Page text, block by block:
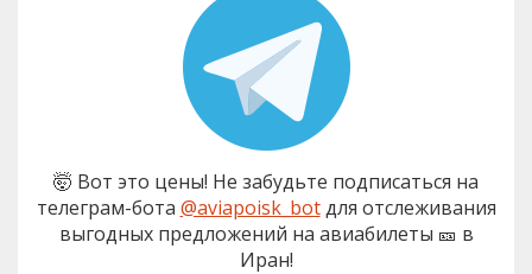
🤯 Вот это цены! Не забудьте подписаться на
телеграм-бота @aviapoisk_botдля отслеживания
выгодных предложений на авиабилеты 🎫 в
Иран!